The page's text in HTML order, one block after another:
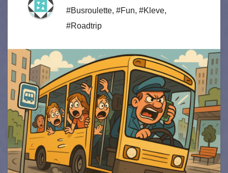
#Busroulette, #Fun, #Kleve,
#Roadtrip